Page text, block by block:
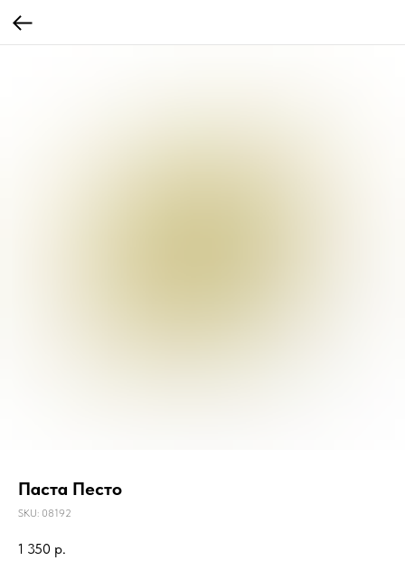
Паста Песто
SKU: 08192
1 350 р.